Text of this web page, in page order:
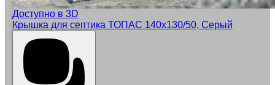
Доступно в 3D
Крышка для септика ТОПАС 140x130/50, Серый